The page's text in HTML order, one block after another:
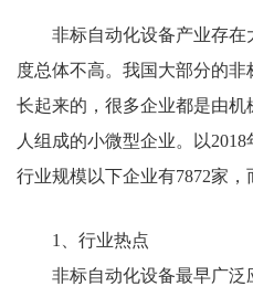
非标自动化设备产业存在
度总体不高。我国大部分的
长起来的，很多企业都是由
人组成的小微型企业。以
行业规模以下企业有7872家，
1、行业热点
非标自动化设备最早广泛